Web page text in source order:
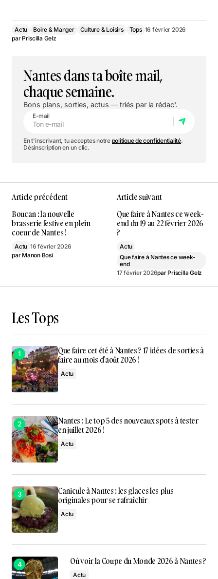
Actu Boire & Manger Culture & Loisirs Tops 16 février 2026
par Priscilla Gelz
Nantes dans ta boîte mail,
chaque semaine.
Bons plans, sorties, actus — triés par la rédac'.
E-mail
En t'inscrivant, tu acceptes notre politique de confidentialité.
Désinscription en un clic.
Article précédent
Boucan : la nouvelle
brasserie festive en plein
coeur de Nantes !
Actu 16 février 2026
par Manon Bosi
Article suivant
Que faire à Nantes ce week-
end du 19 au 22 février 2026
?
Actu
Que faire à Nantes ce week-
end
17 février 2026par Priscilla Gelz
Les Tops
Que faire cet été à Nantes ? 17 idées de sorties à
faire au mois d’août 2026 !
Actu
Nantes : Le top 5 des nouveaux spots à tester
en juillet 2026 !
Actu
Canicule à Nantes : les glaces les plus
originales pour se rafraîchir
Actu
Où voir la Coupe du Monde 2026 à Nantes ?
Actu